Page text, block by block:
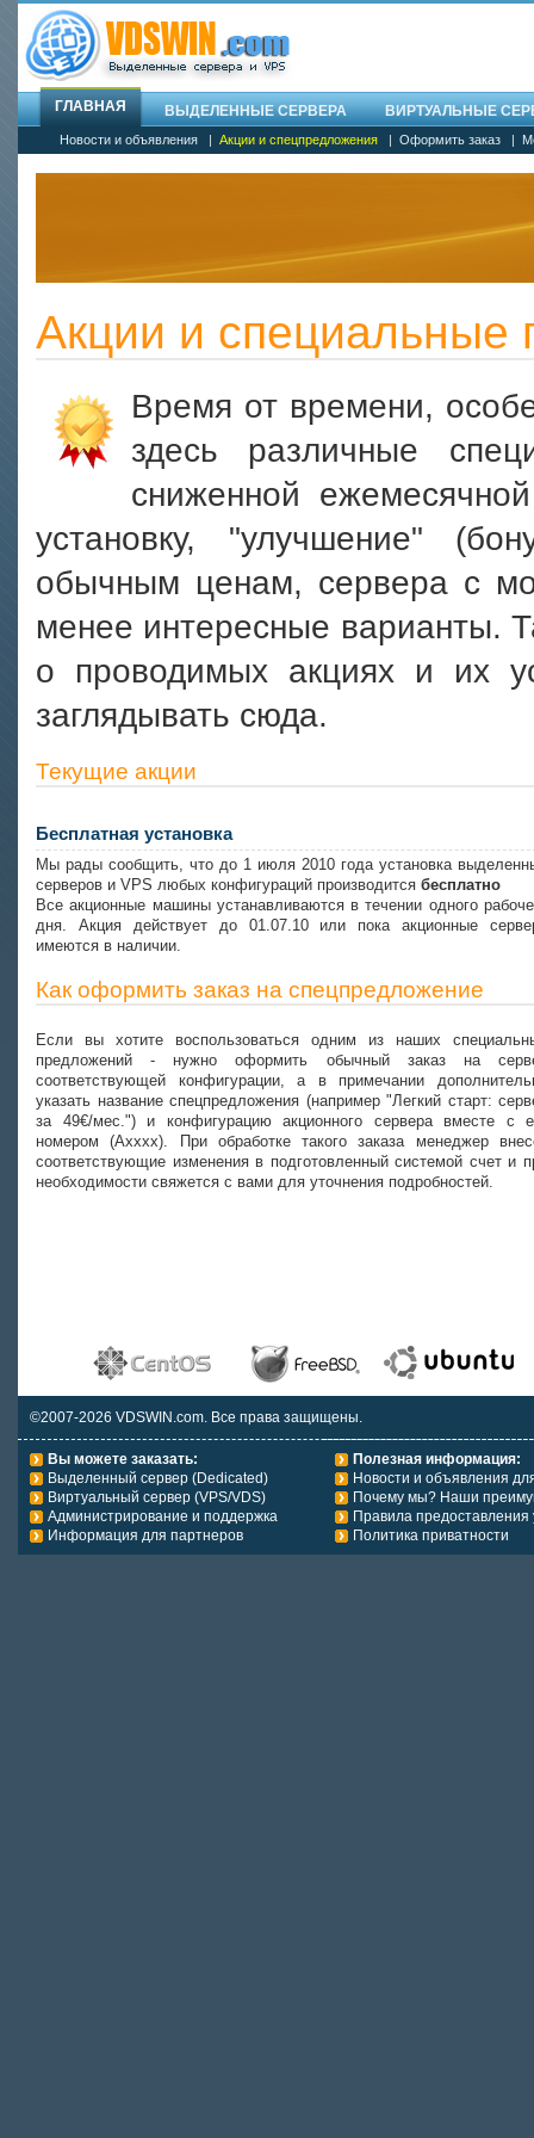
ГЛАВНАЯ ВЫДЕЛЕННЫЕ СЕРВЕРА ВИРТУАЛЬНЫЕ
Новости и объявления | Акции и спецпредложения | Оформить заказ |
Акции и специальные
Время от времени,
здесь различные
сниженной
установку, "улучшение"
обычным ценам, сервера с
менее интересные варианты.
о проводимых акциях и их
заглядывать сюда.
Текущие акции
Бесплатная установка
Мы рады сообщить, что до 1 июля 2010 года установка
серверов и VPS любых конфигураций производится бесплатно
Все акционные машины устанавливаются в течении одного
дня. Акция действует до 01.07.10 или пока акционные
имеются в наличии.
Как оформить заказ на спецпредложение
Если вы хотите воспользоваться одним из наших
предложений - нужно оформить обычный заказ на
соответствующей конфигурации, а в примечании
указать название спецпредложения (например "Легкий старт:
за 49€/мес.") и конфигурацию акционного сервера вместе с
номером (Axxxx). При обработке такого заказа менеджер
соответствующие изменения в подготовленный системой счет и
необходимости свяжется с вами для уточнения подробностей.
©2007-2026 VDSWIN.com. Все права защищены.
Вы можете заказать:
Выделенный сервер (Dedicated)
Виртуальный сервер (VPS/VDS)
Администрирование и поддержка
Информация для партнеров
Полезная информация:
Новости и объявления
Почему мы? Наши
Правила предоставления
Политика приватности